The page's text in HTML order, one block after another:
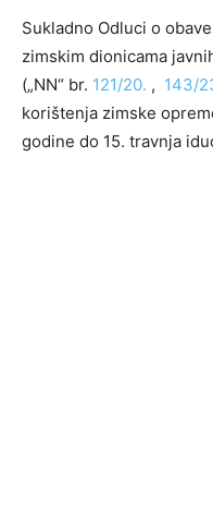
Sukladno Odluci o
zimskim dionicama
(„NN“ br. 121/20. , 143/
korištenja zimske
godine do 15. travnja